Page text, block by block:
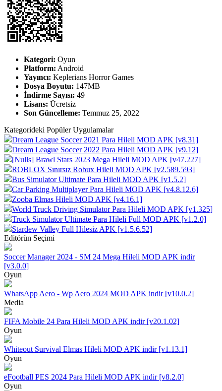
Kategori: Oyun
Platform: Android
Yayıncı: Keplerians Horror Games
Dosya Boyutu: 147MB
İndirme Sayısı: 49
Lisans: Ücretsiz
Son Güncelleme: Temmuz 25, 2022
Kategorideki Popüler Uygulamalar
Dream League Soccer 2021 Para Hileli MOD APK [v8.31]
Dream League Soccer 2022 Para Hileli MOD APK [v9.12]
[Nulls] Brawl Stars 2023 Mega Hileli MOD APK [v47.227]
ROBLOX Sınırsız Robux Hileli MOD APK [v2.589.593]
Bus Simulator Ultimate Para Hileli MOD APK [v1.5.2]
Car Parking Multiplayer Para Hileli MOD APK [v4.8.12.6]
Zooba Elmas Hileli MOD APK [v4.16.1]
World Truck Driving Simulator Para Hileli MOD APK [v1.325]
Truck Simulator Ultimate Para Hileli Full MOD APK [v1.2.0]
Stardew Valley Full Hilesiz APK [v1.5.6.52]
Editörün Seçimi
Soccer Manager 2024 - SM 24 Mega Hileli MOD APK indir
[v3.0.0]
Oyun
WhatsApp Aero - Wp Aero 2024 MOD APK indir [v10.0.2]
Media
FIFA Mobile 24 Para Hileli MOD APK indir [v20.1.02]
Oyun
Whiteout Survival Elmas Hileli MOD APK indir [v1.13.1]
Oyun
eFootball PES 2024 Para Hileli MOD APK indir [v8.2.0]
Oyun